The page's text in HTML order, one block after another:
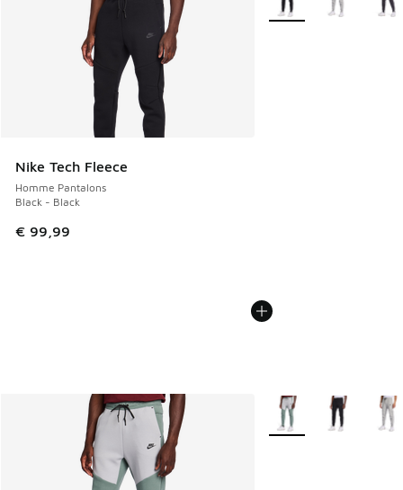
Nike Tech Fleece
Homme Pantalons
Black - Black
€ 99,99
Plus de couleurs